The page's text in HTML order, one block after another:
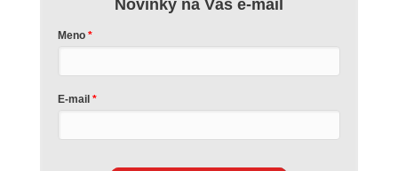
Novinky na Váš e-mail
Meno
E-mail